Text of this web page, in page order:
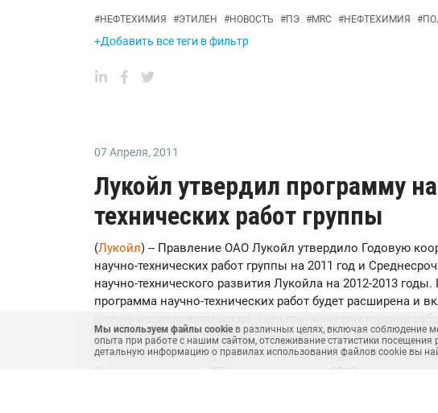
#НЕФТЕХИМИЯ #ЭТИЛЕН #НОВОСТЬ #ПЭ #MRC #НЕФТЕХИМИЯ #
+Добавить все теги в фильтр
07 Апреля, 2011
Лукойл утвердил программу
технических работ группы
(Лукойл) -- Правление ОАО Лукойл утвердило Годовую
научно-технических работ группы на 2011 год и
научно-технического развития Лукойла на 2012-2013
программа научно-технических работ будет расширена и
работы в области разработки месторождений; научно-
геологоразведке; научно-технические услуги.
будет увеличено на 25% по сравнению с 2010 годом.
Мы используем файлы cookie в различных целях, включая соблюдение
опыта при работе с нашим сайтом, отслеживание статистики
детальную информацию о правилах использования файлов cookie вы